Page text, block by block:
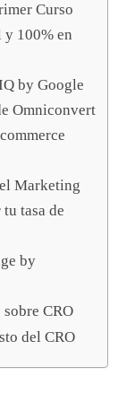
Curso
y 100% en
by Google
Omniconvert
Marketing
tasa de
by
CRO
del CRO